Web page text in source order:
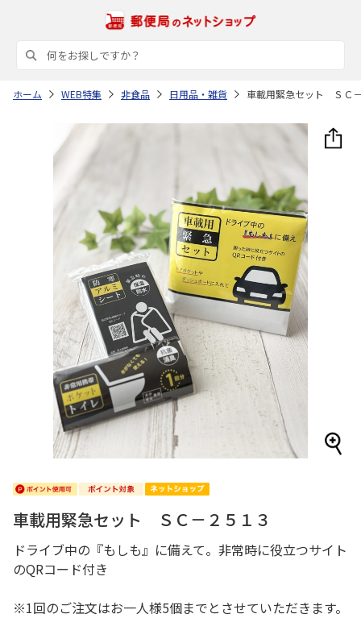
ホーム WEB特集 非食品 日用品・雑貨 車載用緊急セット ＳＣ
車載用緊急セット ＳＣ－２５１３
ドライブ中の『もしも』に備えて。非常時に役立つサイト
のQRコード付き
※1回のご注文はお一人様5個までとさせていただきます。